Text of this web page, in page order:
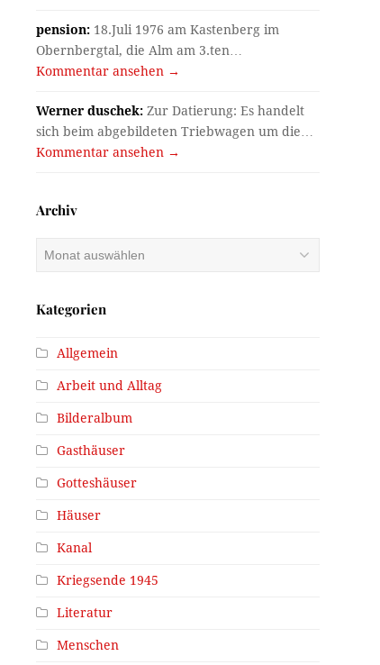
pension: 18.Juli 1976 am Kastenberg im
Obernbergtal, die Alm am 3.ten…
Kommentar ansehen →
Werner duschek: Zur Datierung: Es handelt
sich beim abgebildeten Triebwagen um die…
Kommentar ansehen →
Archiv
Kategorien
Allgemein
Arbeit und Alltag
Bilderalbum
Gasthäuser
Gotteshäuser
Häuser
Kanal
Kriegsende 1945
Literatur
Menschen